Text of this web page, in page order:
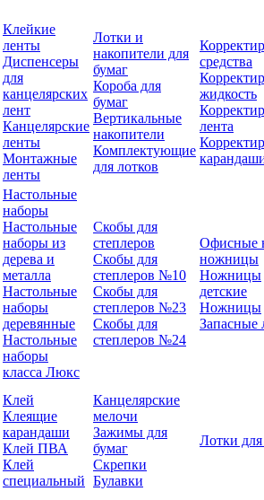
Клейкие
ленты
Диспенсеры
для
канцелярских
лент
Канцелярские
ленты
Монтажные
ленты
Лотки и
накопители для
бумаг
Короба для
бумаг
Вертикальные
накопители
Комплектующие
для лотков
средства
жидкость
лента
Настольные
наборы
Настольные
наборы из
дерева и
металла
Настольные
наборы
деревянные
Настольные
наборы
класса Люкс
Скобы для
степлеров
Скобы для
степлеров №10
Скобы для
степлеров №23
Скобы для
степлеров №24
Офисные
ножницы
Ножницы
детские
Ножницы
Запасные
Клей
Клеящие
карандаши
Клей ПВА
Клей
специальный
Канцелярские
мелочи
Зажимы для
бумаг
Скрепки
Булавки
Лотки